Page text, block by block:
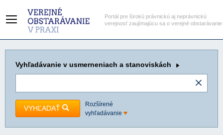
Portál pre širokú právnickú aj neprávnickú
verejnosť zaujímajúcu sa o verejné obstarávanie
Vyhľadávanie v usmerneniach a stanoviskách
VYHĽADAŤ
Rozšírené
vyhľadávanie